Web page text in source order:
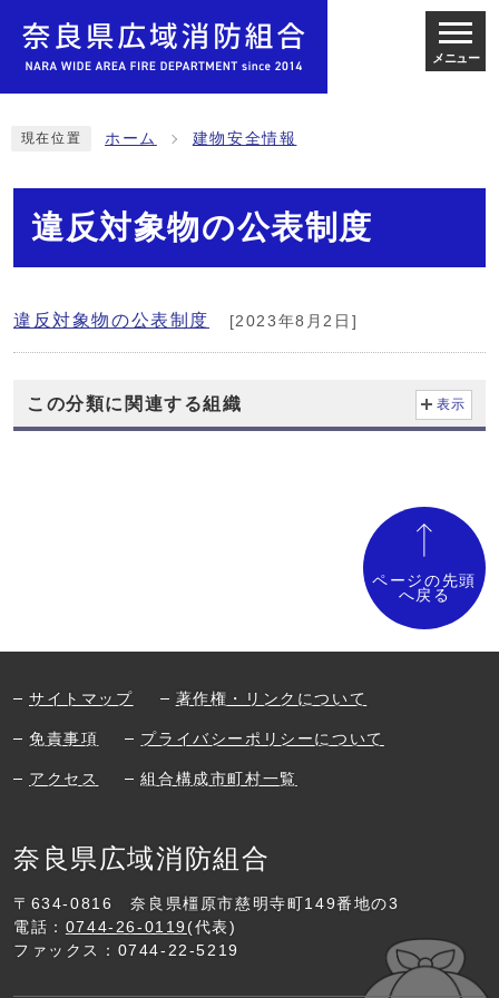
メニュー
現在位置 ホーム 建物安全情報
違反対象物の公表制度
違反対象物の公表制度 [2023年8月2日]
この分類に関連する組織 表示
ページの先頭
へ戻る
サイトマップ 著作権・リンクについて
免責事項 プライバシーポリシーについて
アクセス 組合構成市町村一覧
奈良県広域消防組合
〒634-0816
奈良県橿原市慈明寺町149番地の3
電話： 0744-26-0119 (代表)
ファックス：0744-22-5219